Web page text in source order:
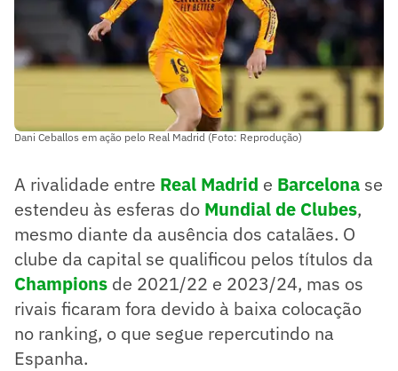
Dani Ceballos em ação pelo Real Madrid (Foto: Reprodução)
A rivalidade entre Real Madrid e Barcelona se
estendeu às esferas do Mundial de Clubes,
mesmo diante da ausência dos catalães. O
clube da capital se qualificou pelos títulos da
Champions de 2021/22 e 2023/24, mas os
rivais ficaram fora devido à baixa colocação
no ranking, o que segue repercutindo na
Espanha.